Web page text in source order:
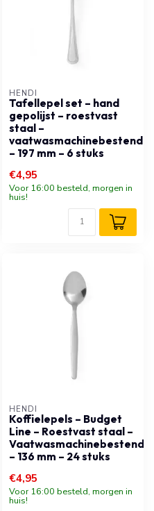
HENDI
Tafellepel set – hand
gepolijst – roestvast
staal –
vaatwasmachinebestendig
– 197 mm – 6 stuks
€4,95
Voor 16:00 besteld, morgen in
huis!
HENDI
Koffielepels – Budget
Line – Roestvast staal –
Vaatwasmachinebestendig
– 136 mm – 24 stuks
€4,95
Voor 16:00 besteld, morgen in
huis!